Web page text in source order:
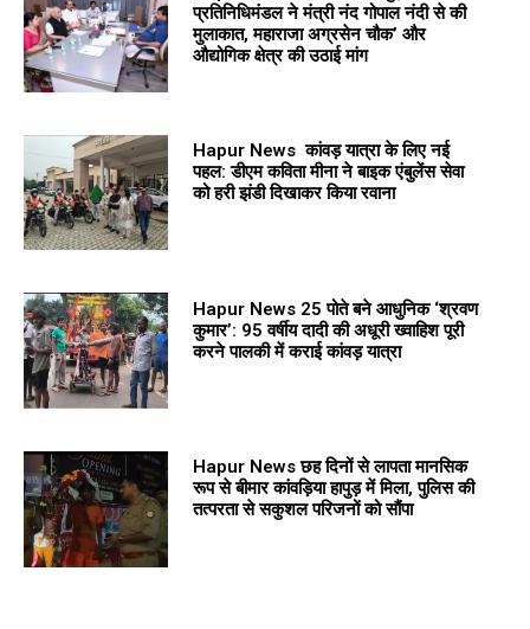
प्रतिनिधिमंडल ने मंत्री नंद गोपाल नंदी से की
मुलाकात, महाराजा अग्रसेन चौक’ और
औद्योगिक क्षेत्र की उठाई मांग
Hapur News कांवड़ यात्रा के लिए नई
पहल: डीएम कविता मीना ने बाइक एंबुलेंस सेवा
को हरी झंडी दिखाकर किया रवाना
Hapur News 25 पोते बने आधुनिक ‘श्रवण
कुमार’: 95 वर्षीय दादी की अधूरी ख्वाहिश पूरी
करने पालकी में कराई कांवड़ यात्रा
Hapur News छह दिनों से लापता मानसिक
रूप से बीमार कांवड़िया हापुड़ में मिला, पुलिस की
तत्परता से सकुशल परिजनों को सौंपा